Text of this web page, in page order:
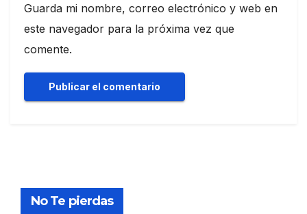
Guarda mi nombre, correo electrónico y web en
este navegador para la próxima vez que
comente.
No Te pierdas